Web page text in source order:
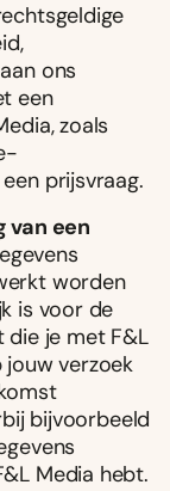
ons
een
zoals
prijsvraag.
van een
worden
is voor de
die je met F&L
verzoek
bijvoorbeeld
Media hebt.